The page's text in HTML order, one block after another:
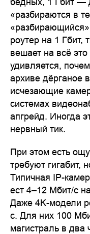
«разбираются в
роутер на 1 Гбит,
вешает на всё
удивляется,
архиве дёрганое
исчезающие
системах
апгрейд. Иногда
нервный тик.
При этом есть
требуют гигабит,
Типичная IP-
ест 4–12 Мбит/с
Даже 4K-модели
с. Для них 100
магистраль в два